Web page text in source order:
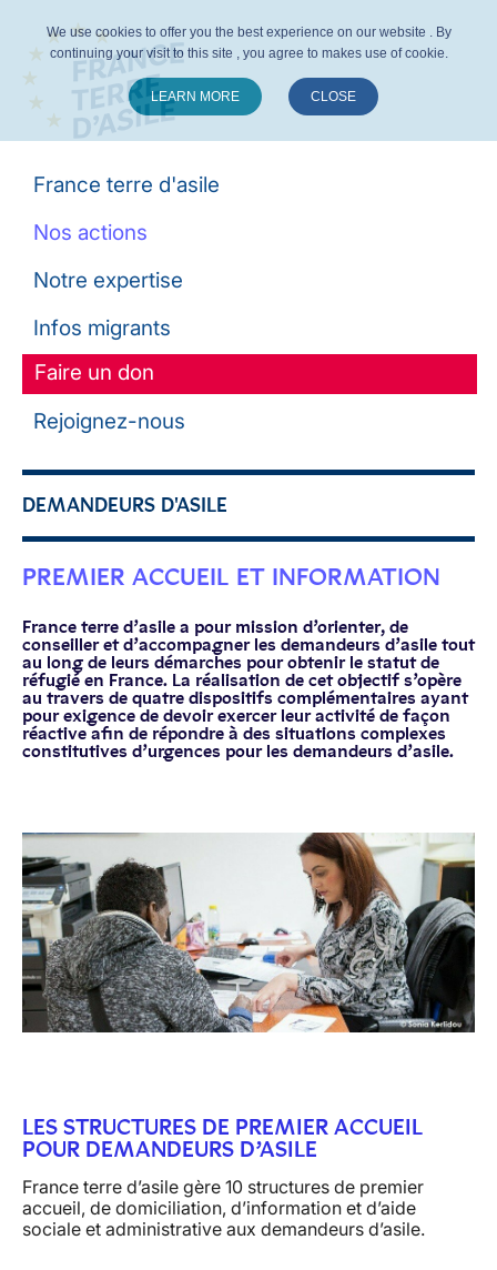
France terre d'asile
Nos actions
Notre expertise
Infos migrants
Faire un don
Rejoignez-nous
DEMANDEURS D'ASILE
PREMIER ACCUEIL ET INFORMATION
France terre d’asile a pour mission d’orienter, de
conseiller et d’accompagner les demandeurs d’asile tout
au long de leurs démarches pour obtenir le statut de
réfugié en France. La réalisation de cet objectif s’opère
au travers de quatre dispositifs complémentaires ayant
pour exigence de devoir exercer leur activité de façon
réactive afin de répondre à des situations complexes
constitutives d’urgences pour les demandeurs d’asile.
LES STRUCTURES DE PREMIER ACCUEIL
POUR DEMANDEURS D’ASILE
France terre d’asile gère 10 structures de premier
accueil, de domiciliation, d’information et d’aide
sociale et administrative aux demandeurs d’asile.
We use cookies to offer you the best experience on our website . By
continuing your visit to this site , you agree to makes use of cookie.
LEARN MORE CLOSE